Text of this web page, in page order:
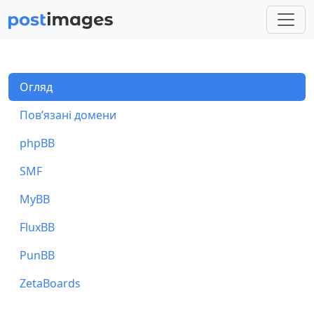
Огляд
Пов’язані домени
phpBB
SMF
MyBB
FluxBB
PunBB
ZetaBoards